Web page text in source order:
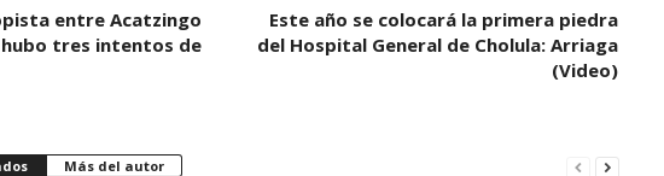
entre Acatzingo
hubo tres intentos de
Este año se colocará la primera piedra
del Hospital General de Cholula: Arriaga
(Video)
Más del autor